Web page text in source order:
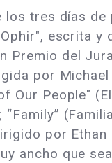
los tres días
escrita
Premio del
por
Our People"
por
ancho que